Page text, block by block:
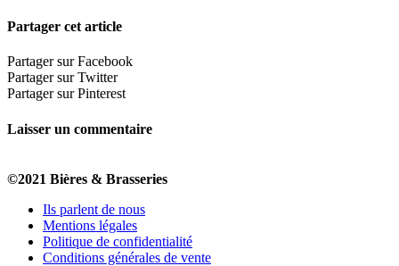
Partager cet article
Partager sur Facebook
Partager sur Twitter
Partager sur Pinterest
Laisser un commentaire
©2021 Bières & Brasseries
Ils parlent de nous
Mentions légales
Politique de confidentialité
Conditions générales de vente